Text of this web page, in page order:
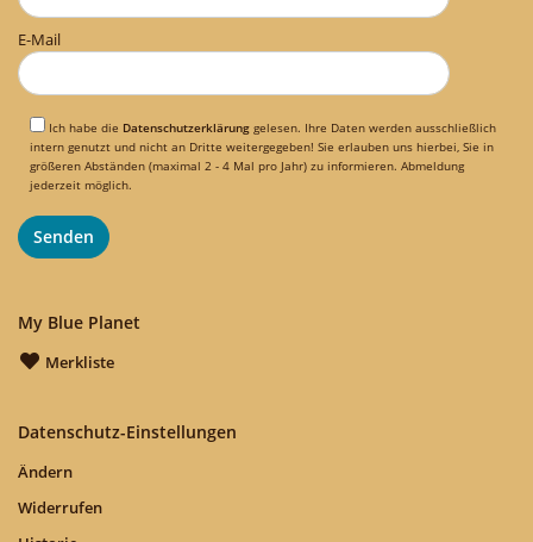
E-Mail
Ich habe die Datenschutzerklärung gelesen. Ihre Daten werden ausschließlich
intern genutzt und nicht an Dritte weitergegeben! Sie erlauben uns hierbei, Sie in
größeren Abständen (maximal 2 - 4 Mal pro Jahr) zu informieren. Abmeldung
jederzeit möglich.
My Blue Planet
Merkliste
Datenschutz-Einstellungen
Ändern
Widerrufen